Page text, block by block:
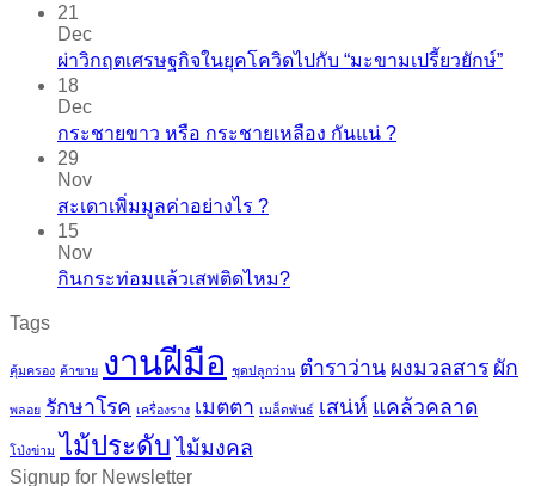
21
Dec
ผ่าวิกฤตเศรษฐกิจในยุคโควิดไปกับ “มะขามเปรี้ยวยักษ์”
18
Dec
กระชายขาว​ หรือ​ กระชายเหลือง กันแน่ ?
29
Nov
สะเดาเพิ่มมูลค่าอย่างไร ?
15
Nov
กินกระท่อมแล้วเสพติดไหม?
Tags
คุ้มครอง ค้าขาย งานฝีมือ ชุดปลูกว่าน ตำราว่าน ผงมวลสาร ผัก
พลอย รักษาโรค เครื่องราง เมตตา เมล็ดพันธ์ เสน่ห์ แคล้วคลาด
โป่งข่าม ไม้ประดับ ไม้มงคล
Signup for Newsletter